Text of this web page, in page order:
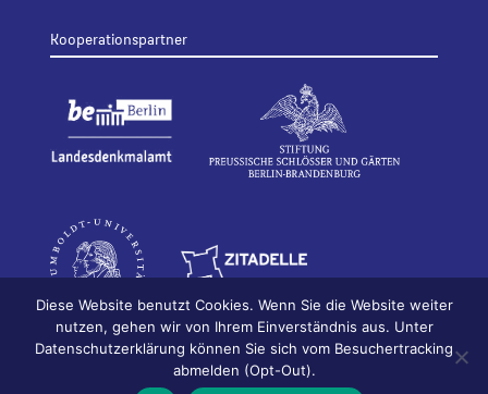
Kooperationspartner
Bildhauerei in Berlin
Impressum
Diese Website benutzt Cookies. Wenn Sie die Website weiter
nutzen, gehen wir von Ihrem Einverständnis aus. Unter
Datenschutzerklärung können Sie sich vom Besuchertracking
abmelden (Opt-Out).